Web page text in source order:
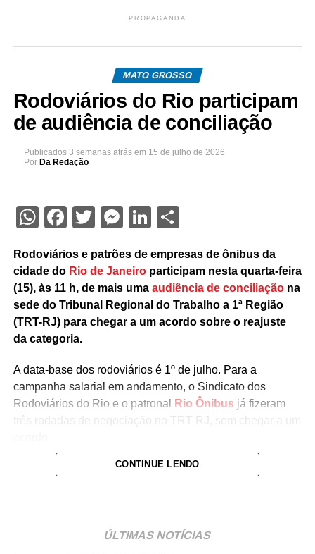
PROPAGANDA
MATO GROSSO
Rodoviários do Rio participam
de audiência de conciliação
Publicados 3 semanas atrás em 15 de julho de 2026
Por Da Redação
WhatsApp
Facebook
Twitter
Messenger
LinkedIn
Share
Rodoviários e patrões de empresas de ônibus da
cidade do Rio de Janeiroparticipam nesta quarta-feira
(15), às 11 h, de mais uma audiência de conciliaçãona
sede do Tribunal Regional do Trabalho a 1ª Região
(TRT-RJ) para chegar a um acordo sobre o reajuste
da categoria.
A data-base dos rodoviários é 1º de julho. Para a
campanha salarial em andamento, o Sindicato dos
Rodoviários do Rio e o patronal Rio Ônibus já fizeram
três rodadas de negociação no TRT-RJ, sem chegar a um
Durante as negociações mediadas pela Justiça do
o Rio Ônibus havia ofertado 4,39%.
CONTINUE LENDO
ÚLTIMAS NOTÍCIAS